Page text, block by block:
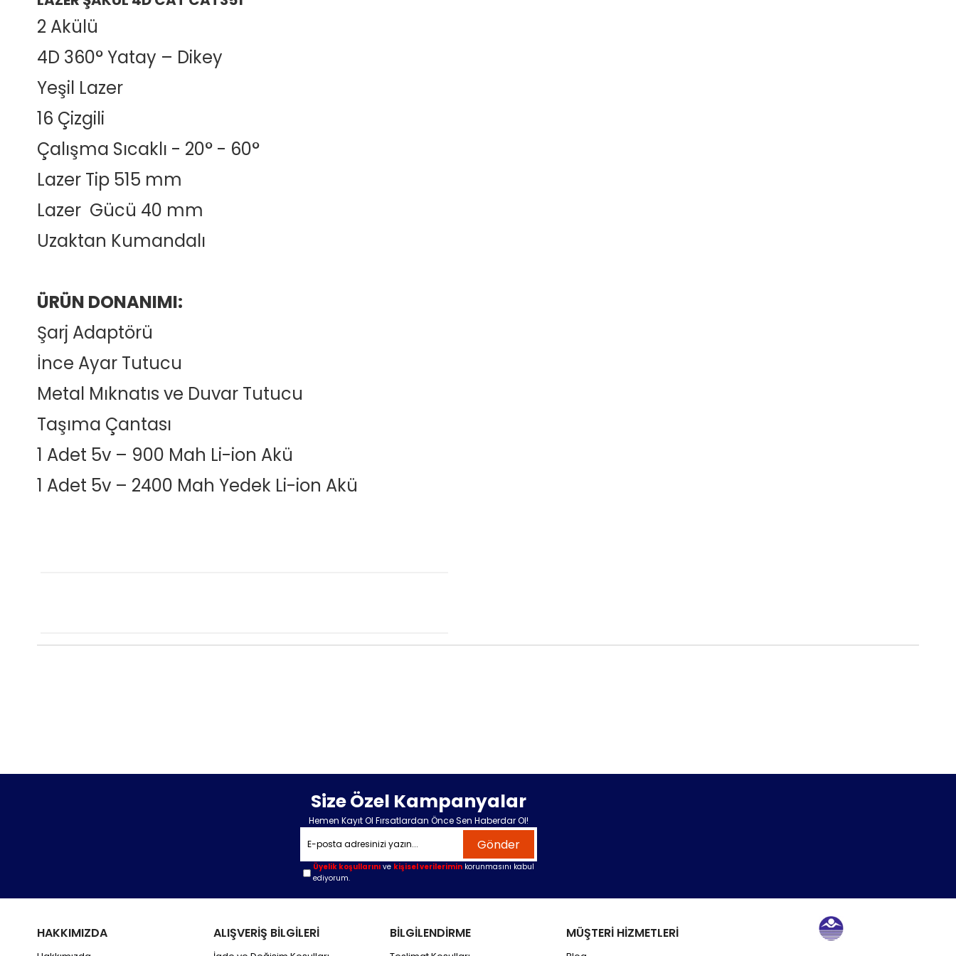
2 Akülü
4D 360° Yatay – Dikey
Yeşil Lazer
16 Çizgili
Çalışma Sıcaklı - 20° - 60°
Lazer Tip 515 mm
Lazer Gücü 40 mm
Uzaktan Kumandalı
ÜRÜN DONANIMI:
Şarj Adaptörü
İnce Ayar Tutucu
Metal Mıknatıs ve Duvar Tutucu
Taşıma Çantası
1 Adet 5v – 900 Mah Li-ion Akü
1 Adet 5v – 2400 Mah Yedek Li-ion Akü
Size Özel Kampanyalar
Hemen Kayıt Ol Fırsatlardan Önce Sen Haberdar Ol!
Gönder
Üyelik koşullarını ve kişisel verilerimin korunmasını kabul
ediyorum.
HAKKIMIZDA ALIŞVERİŞ BİLGİLERİ BİLGİLENDİRME MÜŞTERİ HİZMETLERİ